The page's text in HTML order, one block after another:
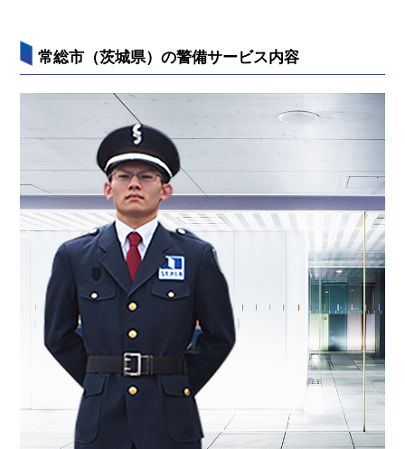
常総市（茨城県）の警備サービス内容